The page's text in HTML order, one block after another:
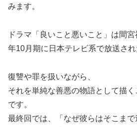
みます。
ドラマ「良いこと悪いこと」は間
年10月期に日本テレビ系で放送され
復讐や罪を扱いながら、
それを単純な善悪の物語として描
です。
最終回では、「なぜ彼らはそこまで